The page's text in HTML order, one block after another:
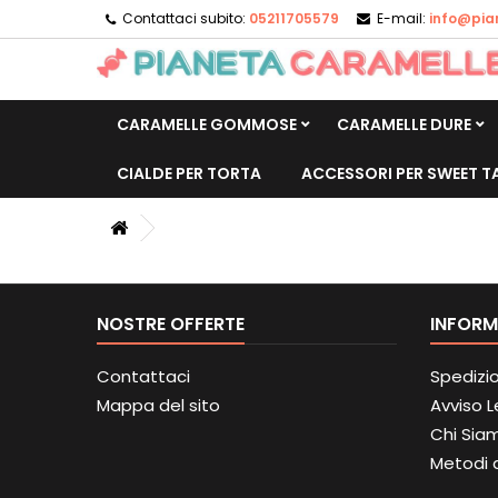
Contattaci subito: 05211705579 E-mail:
CARAMELLE GOMMOSE CARAMELLE DURE
CIALDE PER TORTA ACCESSORI PER SWEET
NOSTRE OFFERTE
Contattaci
Mappa del sito
Avviso
Chi
Metodi